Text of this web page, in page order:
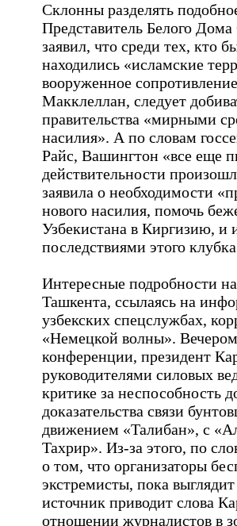
Склонны разделять
Представитель Белого
заявил, что среди тех, кто
находились «исламские
вооруженное
Макклеллан, следует
правительства «мирными
насилия». А по словам
Райс, Вашингтон «все еще
действительности
заявила о необходимости
нового насилия, помочь
Узбекистана в Киргизию, и
последствиями этого
Интересные подробности на
Ташкента, ссылаясь на
узбекских спецслужбах,
«Немецкой волны».
конференции, президент
руководителями силовых
критике за неспособность
доказательства связи
движением «Талибан», с
Тахрир». Из-за этого, по
о том, что организаторы
экстремисты, пока
источник приводит слова
отношении журналистов в